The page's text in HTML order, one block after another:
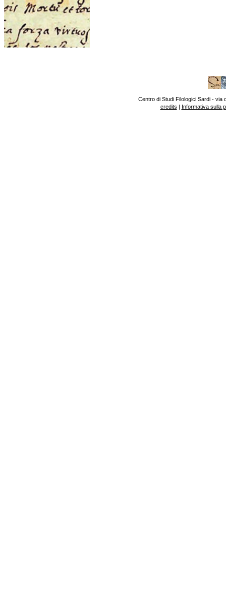
Centro di Studi Filologici Sardi - via
credits | Informativa sulla